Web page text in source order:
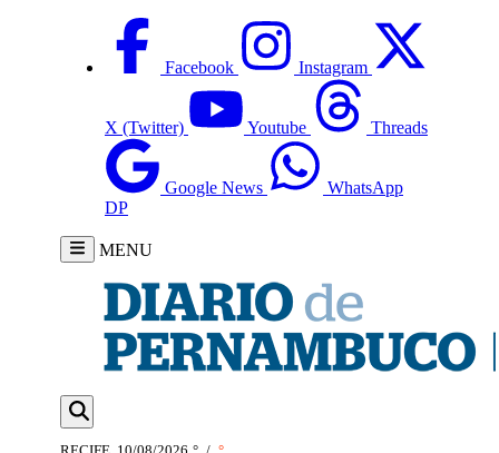
Facebook Instagram
X (Twitter) Youtube Threads
Google News
WhatsApp
DP
MENU